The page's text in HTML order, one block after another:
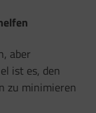
aber
ist es, den
zu minimieren